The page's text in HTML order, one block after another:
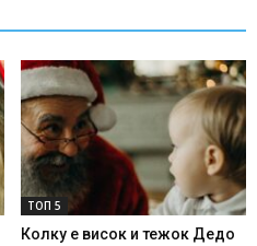
ТОП 5
Колку е висок и тежок Дедо